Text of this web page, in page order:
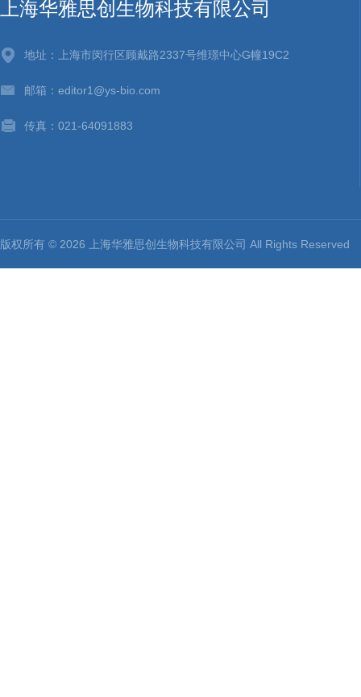
上海华雅思创生物科技有限公司
地址：上海市闵行区顾戴路2337号维璟中心G幢19C2
邮箱：editor1@ys-bio.com
传真：021-64091883
版权所有 © 2026 上海华雅思创生物科技有限公司 All Rights